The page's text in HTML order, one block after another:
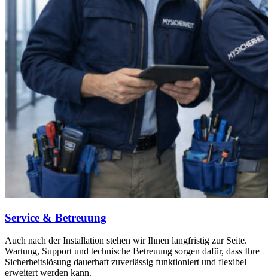
Service & Betreuung
Auch nach der Installation stehen wir Ihnen langfristig zur Seite.
Wartung, Support und technische Betreuung sorgen dafür, dass Ihre
Sicherheitslösung dauerhaft zuverlässig funktioniert und flexibel
erweitert werden kann.